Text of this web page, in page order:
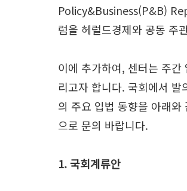
Policy&Business(P&B)
럼을 헤럴드경제와 공동 주
이에 추가하여, 센터는 주
리고자 합니다. 국회에서
의 주요 입법 동향을 아래
으로 문의 바랍니다.
1. 국회계류안